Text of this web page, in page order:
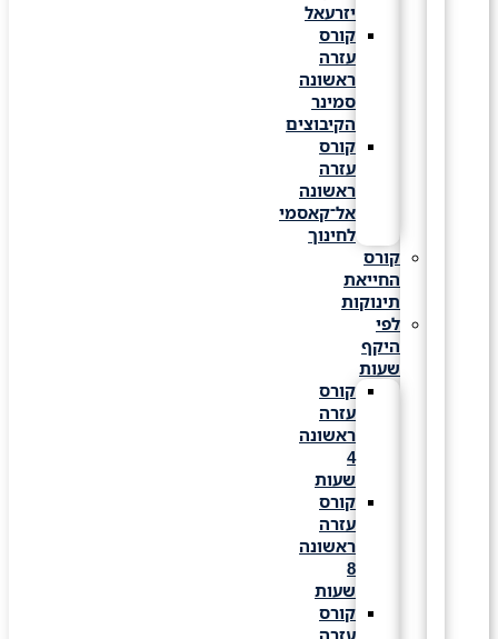
יזרעאל
קורס
עזרה
ראשונה
סמינר
הקיבוצים
קורס
עזרה
ראשונה
אל־קאסמי
לחינוך
קורס
החייאת
תינוקות
לפי
היקף
שעות
קורס
עזרה
ראשונה
שעות
קורס
עזרה
ראשונה
שעות
קורס